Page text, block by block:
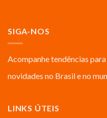
SIGA-NOS
Acompanhe tendências
novidades no Brasil e no
LINKS ÚTEIS